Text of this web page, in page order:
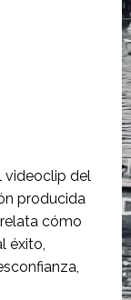
videoclip del
producida
cómo
éxito,